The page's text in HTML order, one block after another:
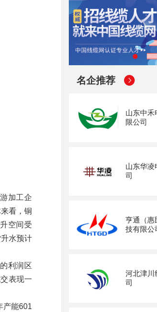
加工企
看，铜
空间受
水预计
利润区
表现一
产能601
名企推荐
山东中禾
限公司
山东华凌
司
亨通（惠
技有限公
河北津川
司